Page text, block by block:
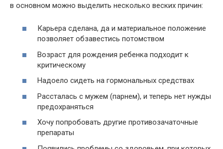
в основном можно выделить несколько веских причин:
Карьера сделана, да и материальное положение
позволяет обзавестись потомством
Возраст для рождения ребенка подходит к
критическому
Надоело сидеть на гормональных средствах
Рассталась с мужем (парнем), и теперь нет нужды
предохраняться
Хочу попробовать другие противозачаточные
препараты